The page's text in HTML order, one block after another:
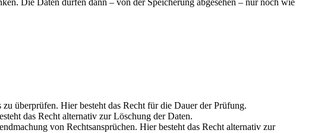
überprüfen. Hier besteht das Recht für die Dauer der Prüfung.
das Recht alternativ zur Löschung der Daten.
von Rechtsansprüchen. Hier besteht das Recht alternativ zur